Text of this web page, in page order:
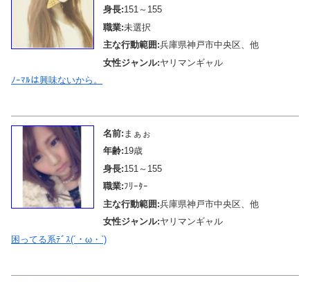
身長:151～155
職業:未選択
主な行動範囲:兵庫県神戸市中央区、他
女性ジャンル:ヤリマンギャル
ﾉｰﾏﾙは興味ないから。
名前: まぁぉ
年齢:19歳
身長:151～155
職業:ﾌﾘｰﾀｰ
主な行動範囲:兵庫県神戸市中央区、他
女性ジャンル:ヤリマンギャル
困ってる系ﾃﾞｽ(´・ω・`)